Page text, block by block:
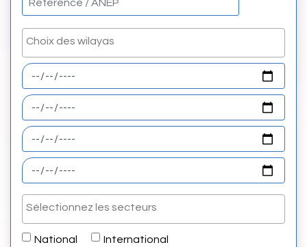
National International